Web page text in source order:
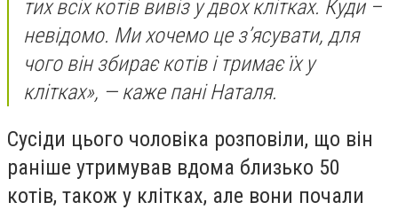
тих всіх котів вивіз у двох клітках. Куди –
невідомо. Ми хочемо це з’ясувати, для
чого він збирає котів і тримає їх у
клітках», — каже пані Наталя.
Сусіди цього чоловіка розповіли, що він
раніше утримував вдома близько 50
котів, також у клітках, але вони почали